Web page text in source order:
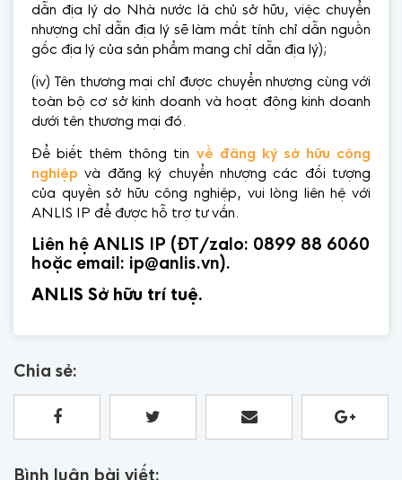
dẫn địa lý do Nhà nước là chủ sở hữu, việc chuyển
nhượng chỉ dẫn địa lý sẽ làm mất tính chỉ dẫn nguồn
gốc địa lý của sản phẩm mang chỉ dẫn địa lý);
(iv) Tên thương mại chỉ được chuyển nhượng cùng với
toàn bộ cơ sở kinh doanh và hoạt động kinh doanh
dưới tên thương mại đó.
Để biết thêm thông tin về đăng ký sở hữu công
nghiệp và đăng ký chuyển nhượng các đối tượng
của quyền sở hữu công nghiệp, vui lòng liên hệ với
ANLIS IP để được hỗ trợ tư vấn.
Liên hệ ANLIS IP (ĐT/zalo: 0899 88 6060
hoặc email: ip@anlis.vn).
ANLIS Sở hữu trí tuệ.
Chia sẻ:
Bình luận bài viết: